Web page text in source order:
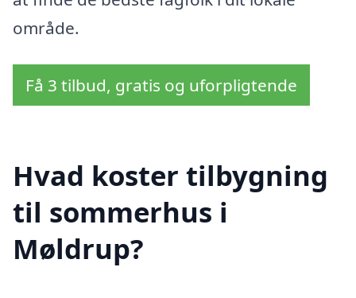
område.
Få 3 tilbud, gratis og uforpligtende
Hvad koster tilbygning
til sommerhus i
Møldrup?